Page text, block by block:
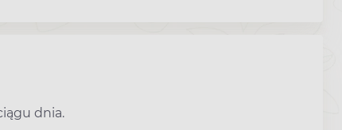
dnia.